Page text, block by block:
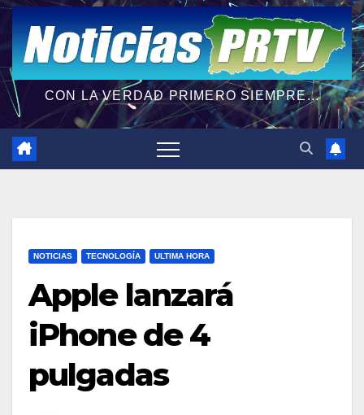
CON LA VERDAD PRIMERO SIEMPRE...
NOTICIAS TECNOLOGÍA ULTIMA HORA
Apple lanzará
iPhone de 4
pulgadas